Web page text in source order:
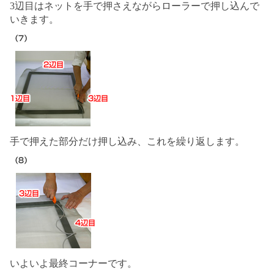
3辺目はネットを手で押さえながらローラーで押し込んで
いきます。
手で押えた部分だけ押し込み、これを繰り返します。
いよいよ最終コーナーです。